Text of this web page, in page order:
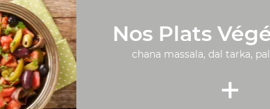
Nos Plats
chana massala, dal tarka,
+